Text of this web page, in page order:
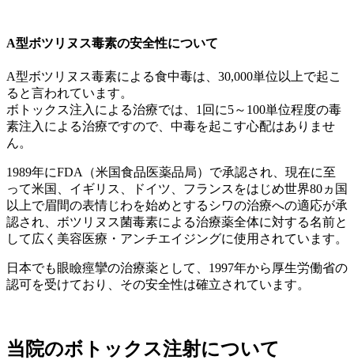
A型ボツリヌス毒素の安全性について
A型ボツリヌス毒素による食中毒は、30,000単位以上で起こ
ると言われています。
ボトックス注入による治療では、1回に5～100単位程度の毒
素注入による治療ですので、中毒を起こす心配はありませ
ん。
1989年にFDA（米国食品医薬品局）で承認され、現在に至
って米国、イギリス、ドイツ、フランスをはじめ世界80ヵ国
以上で眉間の表情じわを始めとするシワの治療への適応が承
認され、ボツリヌス菌毒素による治療薬全体に対する名前と
して広く美容医療・アンチエイジングに使用されています。
日本でも眼瞼痙攣の治療薬として、1997年から厚生労働省の
認可を受けており、その安全性は確立されています。
当院のボトックス注射について